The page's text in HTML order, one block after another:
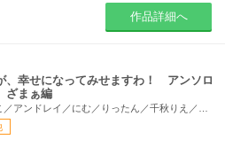
作品詳細へ
、幸せになってみせますわ！ アンソロ
ざまぁ編
ドレイ／にむ／りったん／千秋りえ／さり／ゆずき暎／ユウキ